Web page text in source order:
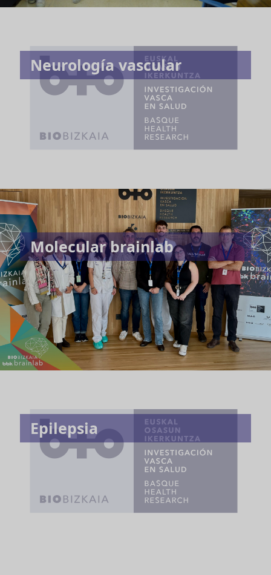
Neurología vascular
Molecular brainlab
Epilepsia